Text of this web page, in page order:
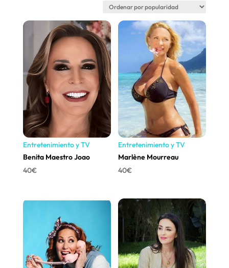
popularidad
Entretenimiento y TV
Benita Maestro Joao
40€
Entretenimiento y TV
Marlène Mourreau
40€